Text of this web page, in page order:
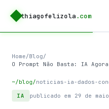
thiagofelizola .com
Home/Blog/
O Prompt Não Basta: IA
~/blog/noticias-ia-dados-
IA
publicado em 29 de